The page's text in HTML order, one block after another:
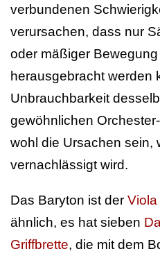
verbundenen
verursachen, dass nur
oder mäßiger
herausgebracht werden
Unbrauchbarkeit
gewöhnlichen
wohl die Ursachen sein,
vernachlässigt wird.
Das Baryton ist der
ähnlich, es hat sieben
Griffbrette, die mit dem